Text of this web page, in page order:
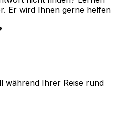
Er wird Ihnen gerne helfen
während Ihrer Reise rund